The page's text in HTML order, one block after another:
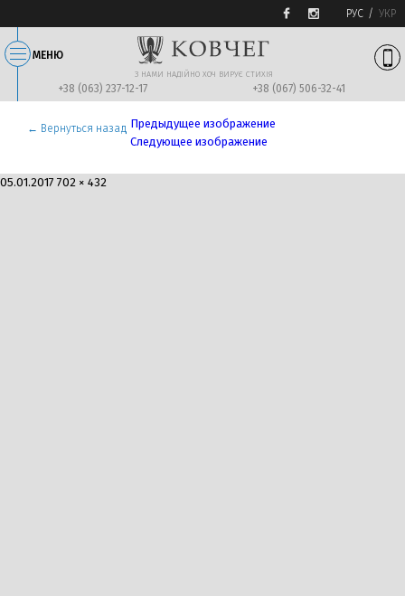
РУС УКР
МЕНЮ
З НАМИ НАДIЙНО ХОЧ ВИРУЄ СТИХIЯ
+38 (063) 237-12-17 +38 (067) 506-32-41
← Вернуться назад Предыдущее изображение
Следующее изображение
пластолит
Опубликовано
05.01.2017 Полный
702 × 432